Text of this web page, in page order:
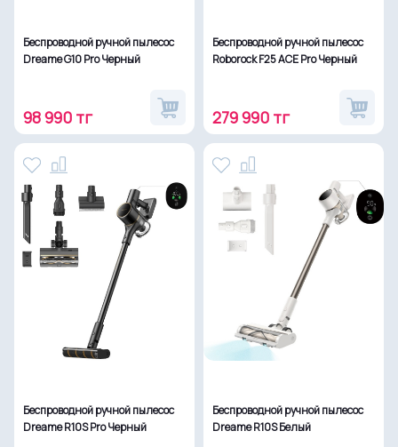
Беспроводной ручной пылесос
Dreame G10 Pro Черный
98 990 тг
Беспроводной ручной пылесос
Roborock F25 ACE Pro Черный
279 990 тг
Беспроводной ручной пылесос
Dreame R10S Pro Черный
Беспроводной ручной пылесос
Dreame R10S Белый